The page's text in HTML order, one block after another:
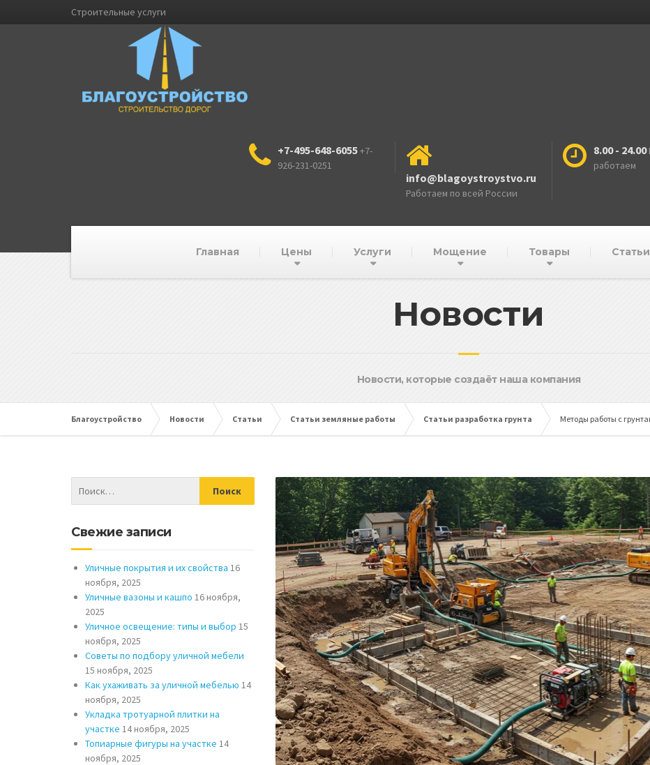
Строительные услуги
+7-495-648-6055+7-
926-231-0251
info@blagoystroystvo.ru
Работаем по всей России
8.00 - 24.00
работаем
Главная Цены Услуги Мощение Товары Статьи
Новости
Новости, которые создаёт наша компания
Благоустройство Новости Статьи Статьи земляные работы Статьи разработка грунта Методы работы с
Свежие записи
Уличные покрытия и их свойства 16
ноября, 2025
Уличные вазоны и кашпо 16 ноября,
2025
Уличное освещение: типы и выбор 15
ноября, 2025
Советы по подбору уличной мебели
15 ноября, 2025
Как ухаживать за уличной мебелью 14
ноября, 2025
Укладка тротуарной плитки на
участке 14 ноября, 2025
Топиарные фигуры на участке 14
ноября, 2025